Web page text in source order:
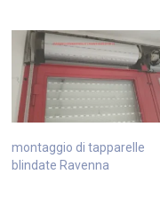
montaggio di tapparelle
blindate Ravenna